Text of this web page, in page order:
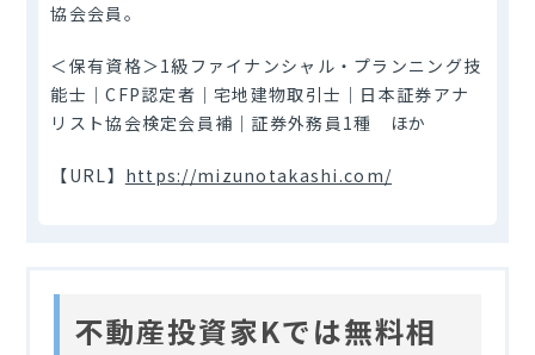
協会会員。
＜保有資格＞1級ファイナンシャル・プランニング技
能士｜CFP認定者｜宅地建物取引士｜日本証券アナ
リスト協会検定会員補｜証券外務員1種 ほか
【URL】 https://mizunotakashi.com/
不動産投資家Kでは無料相